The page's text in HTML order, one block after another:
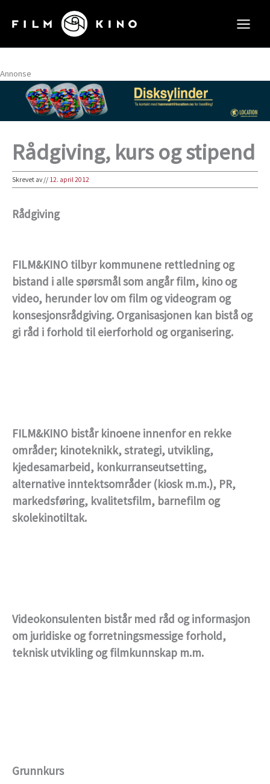
rett
innholdet
Annonse
Rådgiving, kurs og stipend
Skrevet av// 12. april 2012
Rådgiving
FILM&KINO tilbyr kommunene rettledning og
bistand i alle spørsmål som angår film, kino og
video, herunder lov om film og videogram og
konsesjonsrådgiving. Organisasjonen kan bistå og
gi råd i forhold til eierforhold og organisering.
FILM&KINO bistår kinoene innenfor en rekke
områder; kinoteknikk, strategi, utvikling,
kjedesamarbeid, konkurranseutsetting,
alternative inntektsområder (kiosk m.m.), PR,
markedsføring, kvalitetsfilm, barnefilm og
skolekinotiltak.
Videokonsulenten bistår med råd og informasjon
om juridiske og forretningsmessige forhold,
teknisk utvikling og filmkunnskap m.m.
Grunnkurs